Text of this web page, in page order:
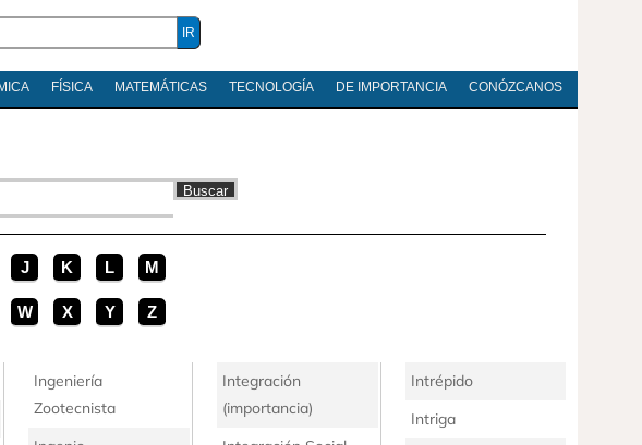
FÍSICA MATEMÁTICAS TECNOLOGÍA DE IMPORTANCIA CONÓZCANOS
J K L M
W X Y Z
Ingeniería
Zootecnista
Integración
(importancia)
Intrépido
Intriga